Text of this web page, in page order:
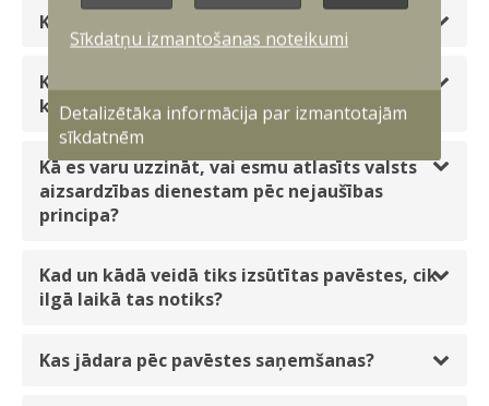
Kas būs pieaicināti uz novērošanu?
Kāds būs algoritms - kā izvēlēsies pilsoņus,
kurus iesaukt?
Kā es varu uzzināt, vai esmu atlasīts valsts
aizsardzības dienestam pēc nejaušības
principa?
Kad un kādā veidā tiks izsūtītas pavēstes, cik
ilgā laikā tas notiks?
Kas jādara pēc pavēstes saņemšanas?
Sīkdatņu izmantošanas noteikumi
Detalizētāka informācija par izmantotajām
sīkdatnēm